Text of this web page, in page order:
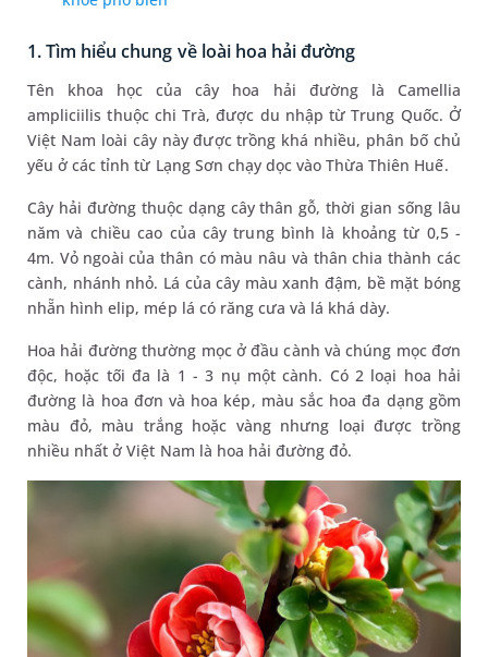
1. Tìm hiểu chung về loài hoa hải đường
Tên khoa học của cây hoa hải đường là Camellia
ampliciilis thuộc chi Trà, được du nhập từ Trung Quốc. Ở
Việt Nam loài cây này được trồng khá nhiều, phân bố chủ
yếu ở các tỉnh từ Lạng Sơn chạy dọc vào Thừa Thiên Huế.
Cây hải đường thuộc dạng cây thân gỗ, thời gian sống lâu
năm và chiều cao của cây trung bình là khoảng từ 0,5 -
4m. Vỏ ngoài của thân có màu nâu và thân chia thành các
cành, nhánh nhỏ. Lá của cây màu xanh đậm, bề mặt bóng
nhẵn hình elip, mép lá có răng cưa và lá khá dày.
Hoa hải đường thường mọc ở đầu cành và chúng mọc đơn
độc, hoặc tối đa là 1 - 3 nụ một cành. Có 2 loại hoa hải
đường là hoa đơn và hoa kép, màu sắc hoa đa dạng gồm
màu đỏ, màu trắng hoặc vàng nhưng loại được trồng
nhiều nhất ở Việt Nam là hoa hải đường đỏ.